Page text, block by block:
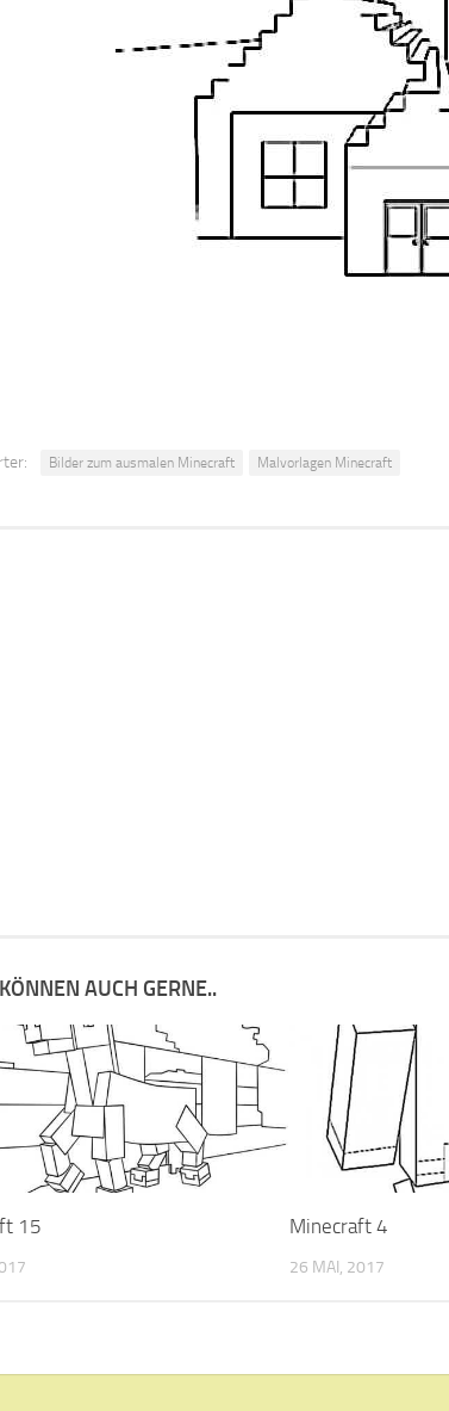
Bilder zum ausmalen Minecraft Malvorlagen Minecraft
AUCH GERNE..
15 Minecraft 4
26 MAI, 2017